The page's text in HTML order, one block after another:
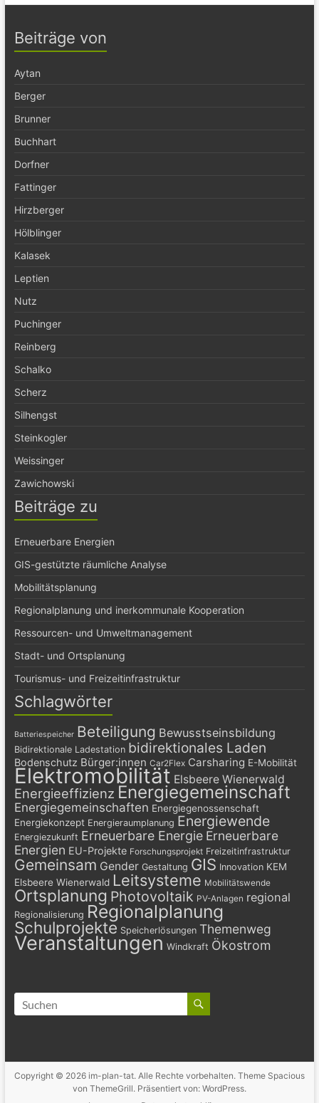
Beiträge von
Aytan
Berger
Brunner
Buchhart
Dorfner
Fattinger
Hirzberger
Hölblinger
Kalasek
Leptien
Nutz
Puchinger
Reinberg
Schalko
Scherz
Silhengst
Steinkogler
Weissinger
Zawichowski
Beiträge zu
Erneuerbare Energien
GIS-gestützte räumliche Analyse
Mobilitätsplanung
Regionalplanung und inerkommunale Kooperation
Ressourcen- und Umweltmanagement
Stadt- und Ortsplanung
Tourismus- und Freizeitinfrastruktur
Schlagwörter
Batteriespeicher Beteiligung Bewusstseinsbildung
Bidirektionale Ladestation bidirektionales Laden
Bodenschutz Bürger:innen Car2Flex Carsharing E-Mobilität
Elektromobilität Elsbeere Wienerwald
Energieeffizienz Energiegemeinschaft
Energiegemeinschaften Energiegenossenschaft
Energiekonzept Energieraumplanung Energiewende
Energiezukunft Erneuerbare Energie Erneuerbare
Energien EU-Projekte Forschungsprojekt Freizeitinfrastruktur
Gemeinsam Gender Gestaltung GIS Innovation KEM
Elsbeere Wienerwald Leitsysteme Mobilitätswende
Ortsplanung Photovoltaik PV-Anlagen regional
Regionalisierung Regionalplanung
Schulprojekte Speicherlösungen Themenweg
Veranstaltungen Windkraft Ökostrom
Copyright © 2026 im-plan-tat. Alle Rechte vorbehalten. Theme Spacious
von ThemeGrill. Präsentiert von: WordPress.